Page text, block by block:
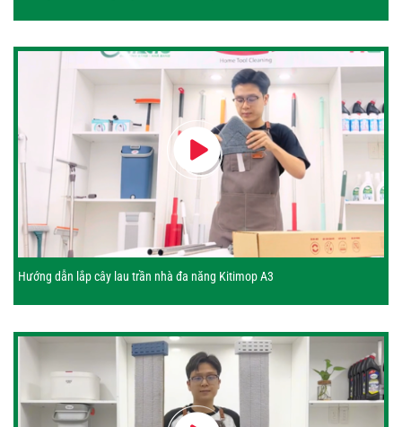
Hướng dẫn lắp cây lau trần nhà đa năng Kitimop A3